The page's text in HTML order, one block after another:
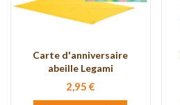
Carte d'anniversaire
abeille Legami
2,95 €